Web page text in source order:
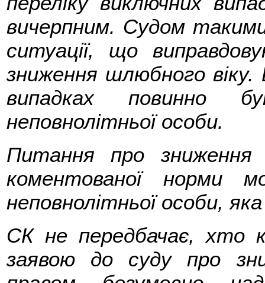
вичерпним. Судом
ситуації, що
зниження шлюбного
випадках повинно
неповнолітньої особи.
Питання про зниження
коментованої норми
неповнолітньої особи,
СК не передбачає, хто
заявою до суду про